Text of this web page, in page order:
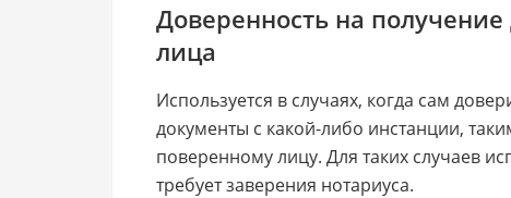
Доверенность на
лица
Используется в случаях, когда сам
документы с какой-либо инстанции,
поверенному лицу. Для таких случаев
требует заверения нотариуса.